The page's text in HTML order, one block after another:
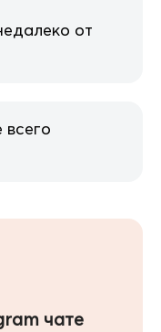
от
чате